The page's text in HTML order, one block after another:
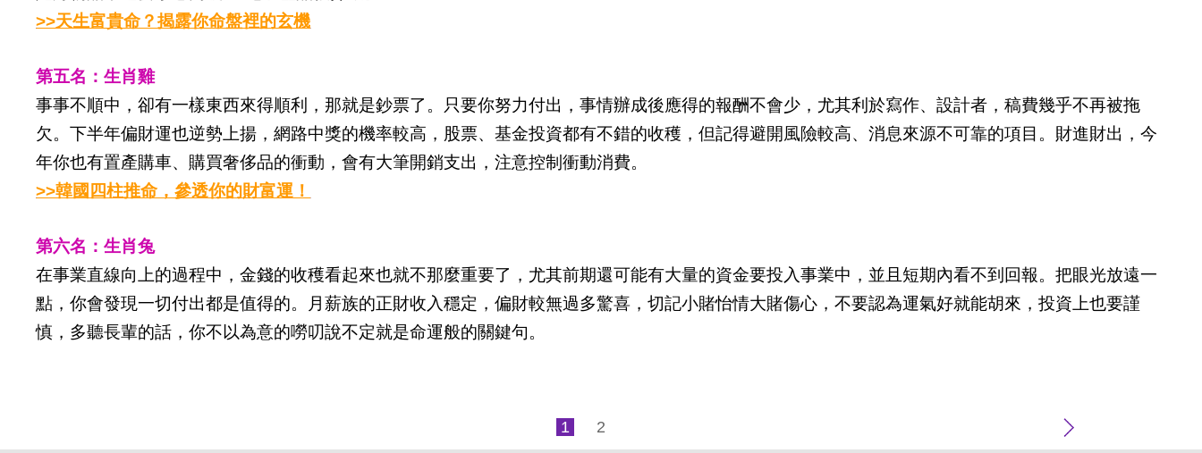
>>天生富貴命？揭露你命盤裡的玄機
第五名：生肖雞
事事不順中，卻有一樣東西來得順利，那就是鈔票了。只要你努力付出，事情辦成後應得的報酬不會少，尤其利於寫作、設計者，稿費幾乎不再被拖
欠。下半年偏財運也逆勢上揚，網路中獎的機率較高，股票、基金投資都有不錯的收穫，但記得避開風險較高、消息來源不可靠的項目。財進財出，今
年你也有置產購車、購買奢侈品的衝動，會有大筆開銷支出，注意控制衝動消費。
>>韓國四柱推命，參透你的財富運！
第六名：生肖兔
在事業直線向上的過程中，金錢的收穫看起來也就不那麼重要了，尤其前期還可能有大量的資金要投入事業中，並且短期內看不到回報。把眼光放遠一
點，你會發現一切付出都是值得的。月薪族的正財收入穩定，偏財較無過多驚喜，切記小賭怡情大賭傷心，不要認為運氣好就能胡來，投資上也要謹
慎，多聽長輩的話，你不以為意的嘮叨說不定就是命運般的關鍵句。
1 2